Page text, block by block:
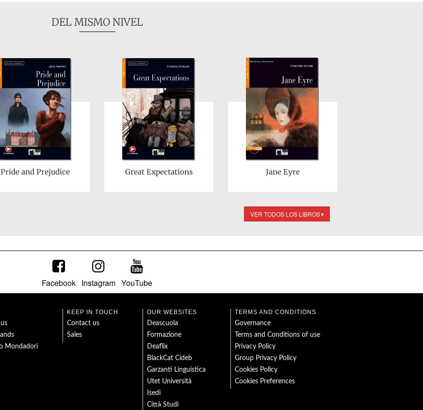
DEL MISMO NIVEL
Pride and Prejudice Great Expectations Jane Eyre
VER TODOS LOS LIBROS
Facebook Instagram YouTube